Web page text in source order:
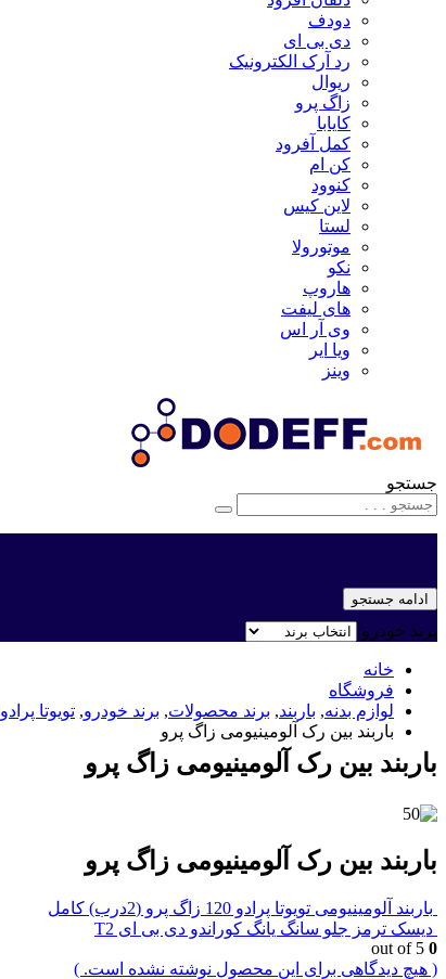
دودف
دی بی ای
رد آرک الکترونیک
ریوال
زاگ پرو
کایابا
کمل آفرود
کن ام
کنوود
لاین کیس
لستا
موتورولا
نکو
هاروپ
های لیفت
وی آر اس
ویا ایر
وینز
جستجو
ادامه جستجو
برند خودرو
خانه
فروشگاه
لوازم بدنه, باربند, برند محصولات, برند خودرو, تویوتا پرادو 120
باربند بین رک آلومینیومی زاگ پرو
باربند بین رک آلومینیومی زاگ پرو
باربند بین رک آلومینیومی زاگ پرو
باربند آلومینیومی تویوتا پرادو 120 زاگ پرو (2درب) کامل
دیسک ترمز جلو سانگ یانگ کوراندو دی بی ای T2
0
( هیچ دیدگاهی برای این محصول نوشته نشده است. )